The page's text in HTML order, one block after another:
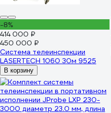
-8%
414 000 ₽
450 000 ₽
Система телеинспекции
LASERTECH 1060 30м 9525
В корзину